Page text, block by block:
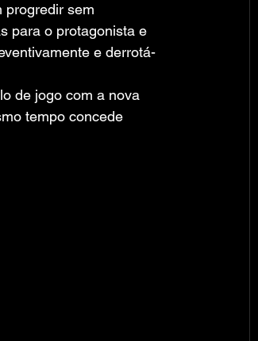
progredir sem
para o protagonista e
e derrotá-
de jogo com a nova
tempo concede